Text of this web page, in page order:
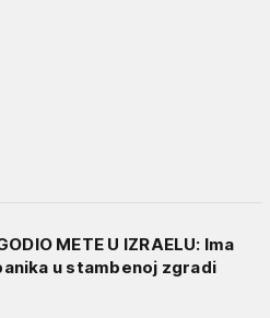
METE U IZRAELU: Ima
u stambenoj zgradi